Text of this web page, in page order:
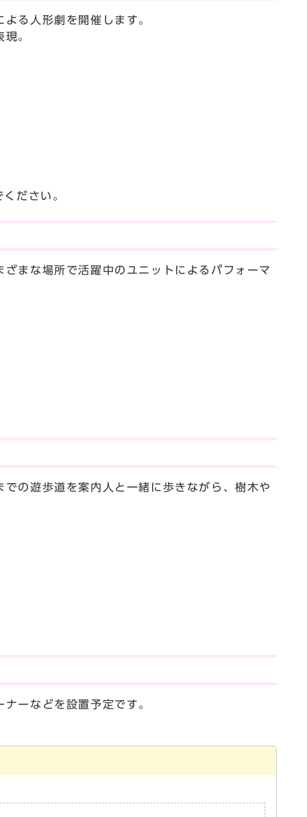
る人形劇を開催します。
。
ださい。
まな場所で活躍中のユニットによるパフォーマ
の遊歩道を案内人と一緒に歩きながら、樹木や
ーなどを設置予定です。